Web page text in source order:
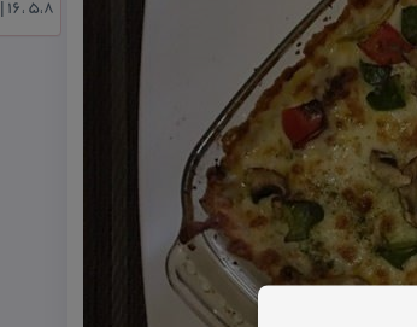
5،8 ،16 | تا 90 % تخفیف